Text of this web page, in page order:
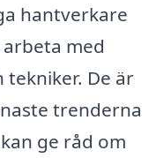
hantverkare
med
tekniker. De är
trenderna
ge råd om